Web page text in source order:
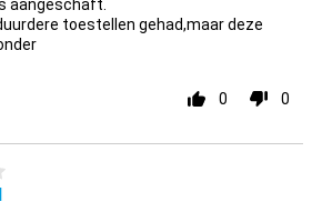
aangeschaft.
toestellen gehad,maar deze
0 0